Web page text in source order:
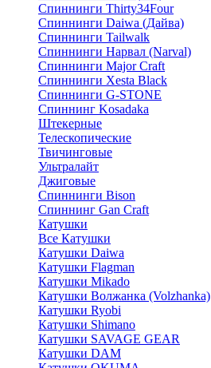
Спиннинги Thirty34Four
Спиннинги Daiwa (Дайва)
Спиннинги Tailwalk
Спиннинги Нарвал (Narval)
Спиннинги Major Craft
Спиннинги Xesta Black
Спиннинги G-STONE
Спиннинг Kosadaka
Штекерные
Телескопические
Твичинговые
Ультралайт
Джиговые
Спиннинги Bison
Спиннинг Gan Craft
Катушки
Все Катушки
Катушки Daiwa
Катушки Flagman
Катушки Mikado
Катушки Волжанка (Volzhanka)
Катушки Ryobi
Катушки Shimano
Катушки SAVAGE GEAR
Катушки DAM